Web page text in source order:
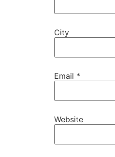
City
Email *
Website